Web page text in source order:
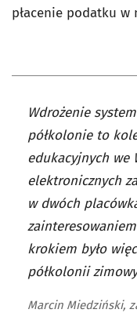
płacenie podatku w
Wdrożenie
półkolonie to
edukacyjnych we
elektronicznych
w dwóch
krokiem było
półkolonii
Marcin Miedziński,